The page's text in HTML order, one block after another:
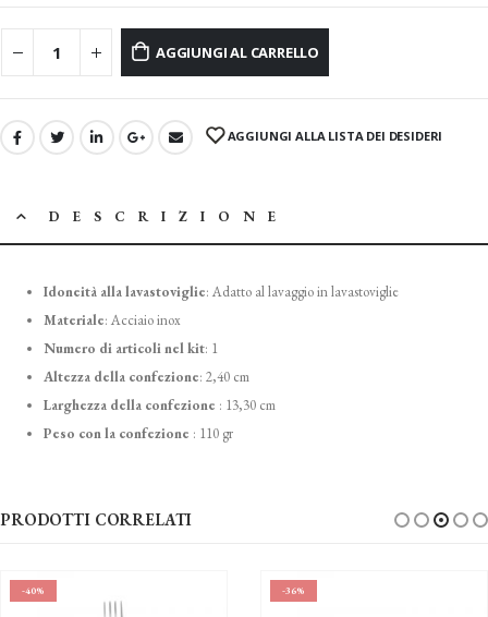
AGGIUNGI AL CARRELLO
AGGIUNGI ALLA LISTA DEI DESIDERI
DESCRIZIONE
Idoneità alla lavastoviglie: Adatto al lavaggio in lavastoviglie
Materiale: Acciaio inox
Numero di articoli nel kit: 1
Altezza della confezione: 2,40 cm
Larghezza della confezione : 13,30 cm
Peso con la confezione : 110 gr
PRODOTTI CORRELATI
-40% -36%